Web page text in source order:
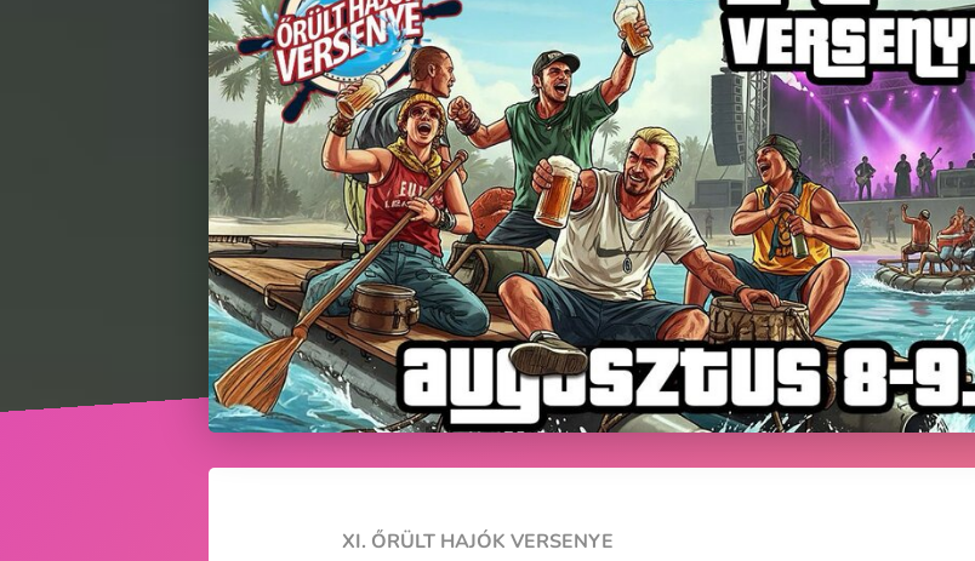
XI. ŐRÜLT HAJÓK VERSENYE